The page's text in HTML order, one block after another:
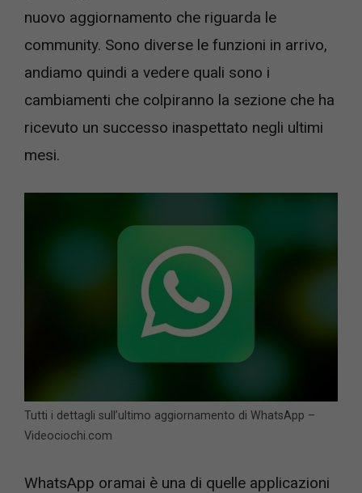
nuovo aggiornamento che riguarda le
community. Sono diverse le funzioni in arrivo,
andiamo quindi a vedere quali sono i
cambiamenti che colpiranno la sezione che ha
ricevuto un successo inaspettato negli ultimi
mesi.
Tutti i dettagli sull’ultimo aggiornamento di WhatsApp –
Videociochi.com
WhatsApp oramai è una di quelle applicazioni